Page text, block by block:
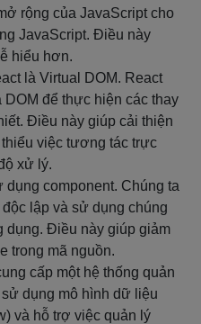
rộng của JavaScript cho
JavaScript. Điều này
hiểu hơn.
là Virtual DOM. React
để thực hiện các thay
Điều này giúp cải thiện
việc tương tác trực
xử lý.
dụng component. Chúng ta
lập và sử dụng chúng
dụng. Điều này giúp giảm
trong mã nguồn.
cấp một hệ thống quản
dụng mô hình dữ liệu
và hỗ trợ việc quản lý